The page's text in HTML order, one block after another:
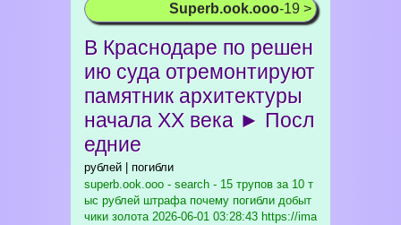
Superb.ook.ooo-19 >
В Краснодаре по решен
ию суда отремонтируют
памятник архитектуры
начала XX века ► Посл
едние
рублей | погибли
superb.ook.ooo - search - 15 трупов за 10 т
ыс рублей штрафа почему погибли добыт
чики золота2026-06-01 03:28:43 https://ima